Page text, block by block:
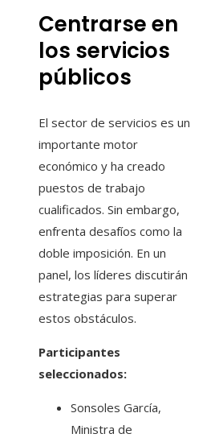
Centrarse en
los servicios
públicos
El sector de servicios es un
importante motor
económico y ha creado
puestos de trabajo
cualificados. Sin embargo,
enfrenta desafíos como la
doble imposición. En un
panel, los líderes discutirán
estrategias para superar
estos obstáculos.
Participantes
seleccionados:
Sonsoles García,
Ministra de